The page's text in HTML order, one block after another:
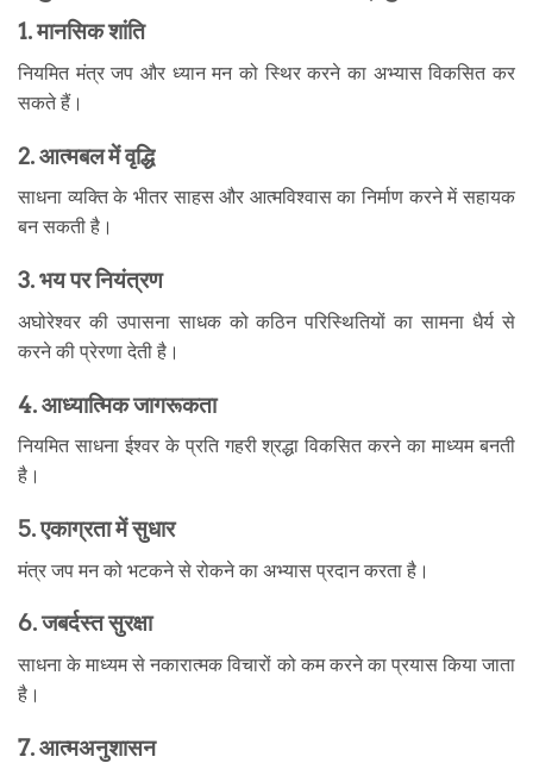
1. मानसिक शांति
नियमित मंत्र जप और ध्यान मन को स्थिर करने का अभ्यास विकसित कर
सकते हैं।
2. आत्मबल में वृद्धि
साधना व्यक्ति के भीतर साहस और आत्मविश्वास का निर्माण करने में सहायक
बन सकती है।
3. भय पर नियंत्रण
अघोरेश्वर की उपासना साधक को कठिन परिस्थितियों का सामना धैर्य से
करने की प्रेरणा देती है।
4. आध्यात्मिक जागरूकता
नियमित साधना ईश्वर के प्रति गहरी श्रद्धा विकसित करने का माध्यम बनती
है।
5. एकाग्रता में सुधार
मंत्र जप मन को भटकने से रोकने का अभ्यास प्रदान करता है।
6. जबर्दस्त सुरक्षा
साधना के माध्यम से नकारात्मक विचारों को कम करने का प्रयास किया जाता
है।
7. आत्मअनुशासन